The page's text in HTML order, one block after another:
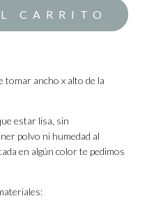
tomar ancho x alto de la
estar lisa, sin
polvo ni humedad al
en algún color te pedimos